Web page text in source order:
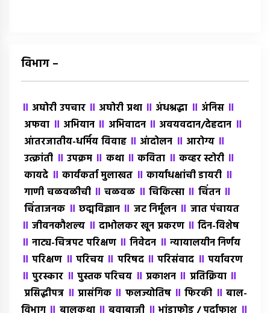
विभाग –
॥ अघोरी उपचार ॥ अघोरी प्रथा ॥ अंधश्रद्धा ॥ अंंनिस ॥
अफवा ॥ अभियान ॥ अभिवादन ॥ अवयवदान/देहदान ॥
आंतरजातीय-धर्मिय विवाह ॥ आंदोलन ॥ आरोग्य ॥
उत्क्रांती ॥ उपक्रम ॥ कथा ॥कविता ॥ कव्हर स्टोरी ॥
कायदे ॥ कार्यकर्ता मुलाखत ॥ कार्याधक्षांची डायरी ॥
गाणी चळवळीची ॥चळवळ ॥ चिकित्सा ॥ चिंतन ॥
चिंताजनक ॥ छद्मविज्ञान ॥ जट निर्मूलन ॥ जात पंचायत
॥जीवनकौशल्य ॥ दाभोलकर खून प्रकरण ॥दिन-विशेष
॥नाट्य-चित्रपट परिक्षण ॥निवेदन ॥ न्यायालयीन निर्णय
॥परिक्षण ॥ परिचय ॥ परिषद ॥परिसंवाद ॥ पर्यावरण
॥पुरस्कार ॥ पुस्तक परिचय ॥ प्रकाशन ॥ प्रतिक्रिया ॥
प्रसिद्धीपत्र ॥ प्रासंगिक ॥ फलज्योतिष ॥फिरकी ॥ बाल-